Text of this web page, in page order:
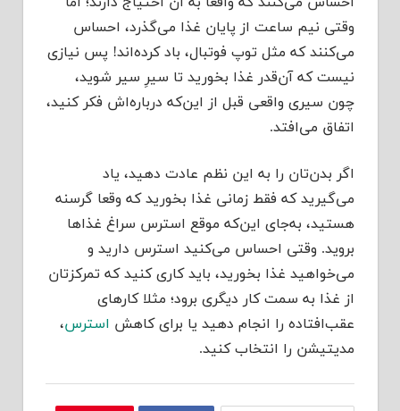
وقتی نیم ساعت از پایان غذا می‌گذرد، احساس
می‌کنند که مثل توپ فوتبال، باد کرده‌اند! پس نیازی
نیست که آن‌قدر غذا بخورید تا سیرِ سیر شوید،
چون سیری واقعی قبل از این‌که درباره‌اش فکر کنید،
اتفاق می‌افتد.
اگر بدن‌تان را به این نظم عادت دهید، یاد
می‌گیرید که فقط زمانی غذا بخورید که وقعا گرسنه
هستید، به‌جای این‌که موقع استرس سراغ غذاها
بروید. وقتی احساس می‌کنید استرس دارید و
می‌خواهید غذا بخورید، باید کاری کنید که تمرکزتان
از غذا به سمت کار دیگری برود؛‌ مثلا کارهای
عقب‌افتاده را انجام دهید یا برای کاهش استرس،
مدیتیشن را انتخاب کنید.